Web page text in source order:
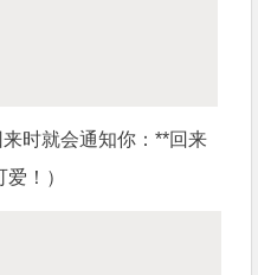
时就会通知你：**回来
！）